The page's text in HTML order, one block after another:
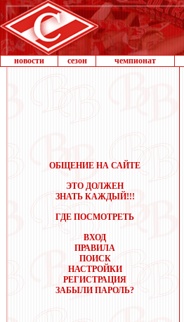
новости сезон чемпионат
ОБЩЕНИЕ НА САЙТЕ
ЭТО ДОЛЖЕН
ЗНАТЬ КАЖДЫЙ!!!
ГДЕ ПОСМОТРЕТЬ
ВХОД
ПРАВИЛА
ПОИСК
НАСТРОЙКИ
РЕГИСТРАЦИЯ
ЗАБЫЛИ ПАРОЛЬ?